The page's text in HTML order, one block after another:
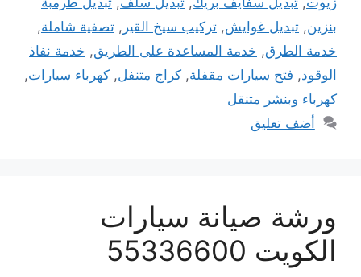
بنزين, تبديل غوايش, تركيب سيخ القير , تصفية شاملة,
خدمة الطرق, خدمة المساعدة على الطريق, خدمة نفاذ
الوقود, فتح سيارات مقفلة, كراج متنفل, كهرباء سيارات,
كهرباء وبنشر متنقل
أضف تعليق
ورشة صيانة سيارات
الكويت 55336600